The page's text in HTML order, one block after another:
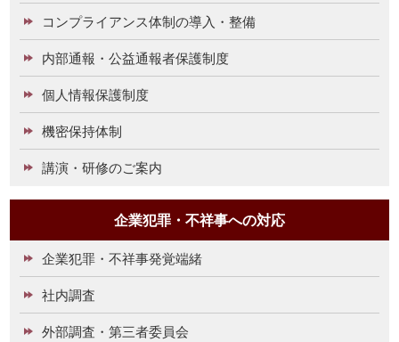
コンプライアンス体制の導入・整備
内部通報・公益通報者保護制度
個人情報保護制度
機密保持体制
講演・研修のご案内
企業犯罪・不祥事への対応
企業犯罪・不祥事発覚端緒
社内調査
外部調査・第三者委員会